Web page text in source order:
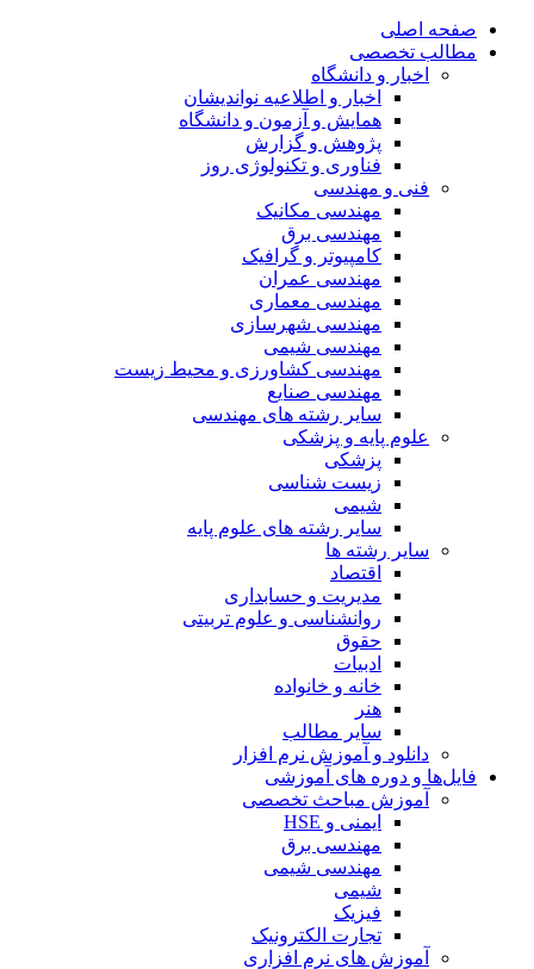
صفحه اصلی
مطالب تخصصی
اخبار و دانشگاه
اخبار و اطلاعیه نواندیشان
همایش و آزمون و دانشگاه
پژوهش و گزارش
فناوری و تکنولوژی روز
فنی و مهندسی
مهندسی مکانیک
مهندسی برق
کامپیوتر و گرافیک
مهندسی عمران
مهندسی معماری
مهندسی شهرسازی
مهندسی شیمی
مهندسی کشاورزی و محیط زیست
مهندسی صنایع
سایر رشته های مهندسی
علوم پایه و پزشکی
پزشکی
زیست شناسی
شیمی
سایر رشته های علوم پایه
سایر رشته ها
اقتصاد
مدیریت و حسابداری
روانشناسی و علوم تربیتی
حقوق
ادبیات
خانه و خانواده
هنر
سایر مطالب
دانلود و آموزش نرم افزار
فایل‌ها و دوره های آموزشی
آموزش مباحث تخصصی
ایمنی و HSE
مهندسی برق
مهندسی شیمی
شیمی
فیزیک
تجارت الکترونیک
آموزش های نرم افزاری